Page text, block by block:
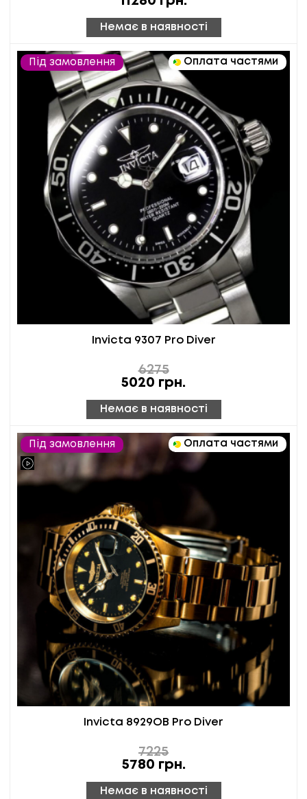
Немає в наявності
Під замовлення Оплата частями
Invicta 9307 Pro Diver
6275
5020 грн.
Немає в наявності
Під замовлення Оплата частями
Invicta 8929OB Pro Diver
7225
5780 грн.
Немає в наявності